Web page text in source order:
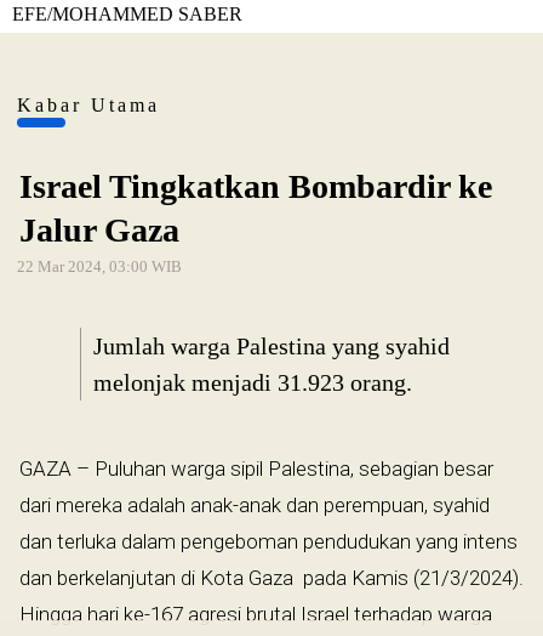
EFE/MOHAMMED SABER
Kabar Utama
Israel Tingkatkan Bombardir ke
Jalur Gaza
22 Mar 2024, 03:00 WIB
Jumlah warga Palestina yang syahid
melonjak menjadi 31.923 orang.
GAZA – Puluhan warga sipil Palestina, sebagian besar
dari mereka adalah anak-anak dan perempuan, syahid
dan terluka dalam pengeboman pendudukan yang intens
dan berkelanjutan di Kota Gaza pada Kamis (21/3/2024).
Hingga hari ke-167 agresi brutal Israel terhadap warga